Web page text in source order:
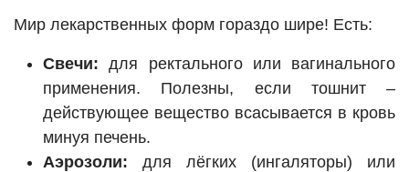
Мир лекарственных форм гораздо шире! Есть:
Свечи: для ректального или вагинального
применения. Полезны, если тошнит –
действующее вещество всасывается в кровь
минуя печень.
Аэрозоли: для лёгких (ингаляторы) или